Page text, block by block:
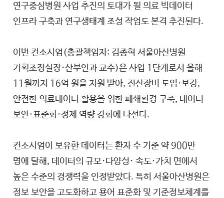
연구중심병원 사업 추진의 토대가 될 의료 빅데이터
인프라 구축과 연구생태계 조성 작업도 본격 추진된다.
이번 컨소시엄(총괄책임자: 김종혁 서울아산병원
기획조정실장·산부인과 교수)은 사업 1단계로서 올해
11월까지 16억 원을 지원 받아, 전산장비 도입·보강,
안전한 의료데이터 활용을 위한 폐쇄환경 구축, 데이터
보안·표준화·정제 역량 강화에 나선다.
컨소시엄이 보유한 데이터는 환자 수 기준 약 900만
명에 달해, 데이터의 규모·다양성· 속도·가치 면에서
높은 수준의 경쟁력을 인정받았다. 특히 서울아산병원은
정보 보안을 고도화하고 용어 표준화 및 기준정보체계를